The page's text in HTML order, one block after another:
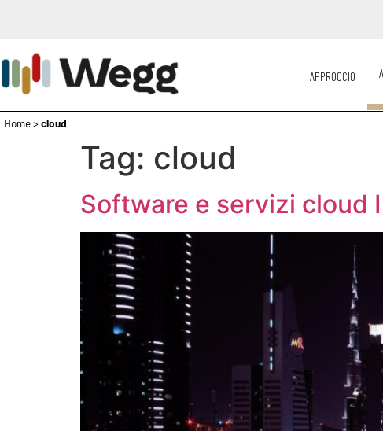
APPROCCIO
Home>cloud
Tag: cloud
Software e servizi cloud